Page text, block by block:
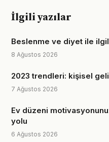
İlgili yazılar
Beslenme ve diyet ile
8 Ağustos 2026
2023 trendleri: kişisel
7 Ağustos 2026
Ev düzeni
yolu
6 Ağustos 2026